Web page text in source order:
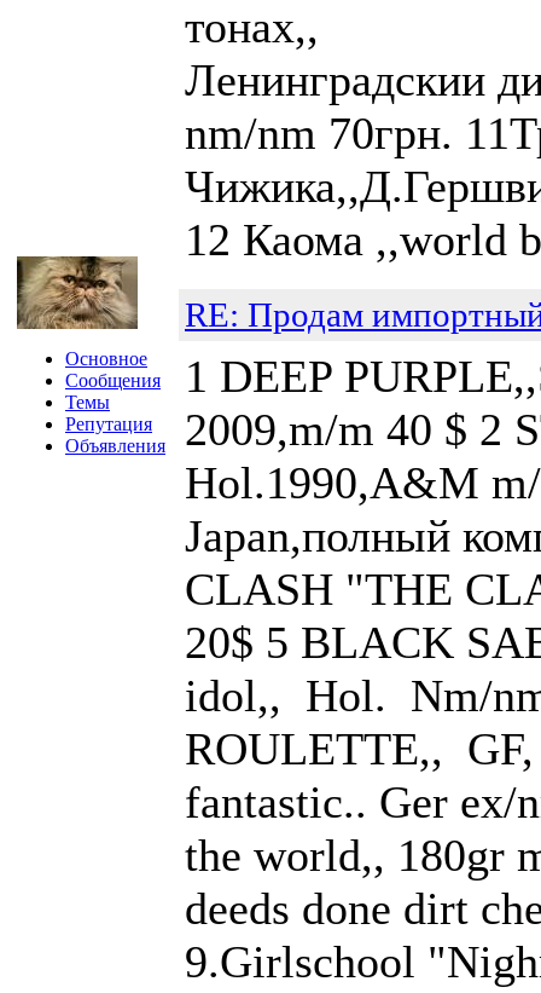
Основное
Сообщения
Темы
Репутация
Объявления
тонах,, nm/
nm/nm 70грн.
12 Каома
RE: Продам
1 DEEP
2009,m/m 40 $ 2
Hol.1990,A&M
Japan,полный
CLASH "THE
20$ 5 BLACK
idol,, Hol. Nm/
ROULETTE,,
fantastic.. Ger ex/
the world,, 180gr
deeds done dirt
9.Girlschool